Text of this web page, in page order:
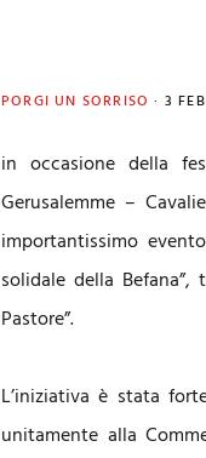
PORGI UN SORRISO · 3
in occasione della
Gerusalemme –
importantissimo
solidale della
Pastore”.
L’iniziativa è stata
unitamente alla